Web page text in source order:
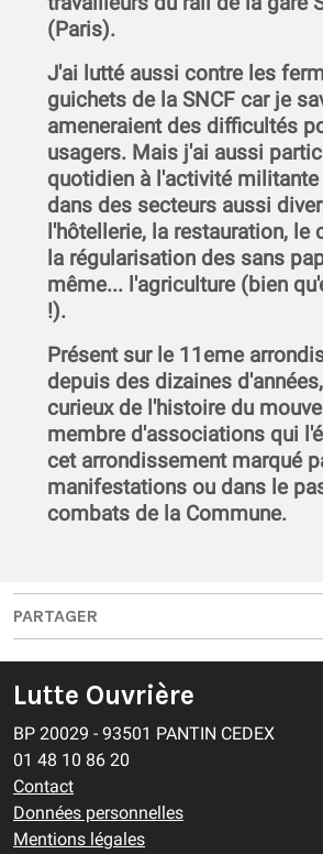
(Paris).
J'ai lutté aussi contre les
guichets de la SNCF car je
ameneraient des difficultés
usagers. Mais j'ai aussi
quotidien à l'activité
dans des secteurs aussi
l'hôtellerie, la restauration, le
la régularisation des sans
même... l'agriculture (bien
!).
Présent sur le 11eme
depuis des dizaines
curieux de l'histoire du
membre d'associations qui
cet arrondissement marqué
manifestations ou dans le
combats de la Commune.
PARTAGER
Lutte Ouvrière
BP 20029 - 93501 PANTIN CEDEX
01 48 10 86 20
Contact
Données personnelles
Mentions légales